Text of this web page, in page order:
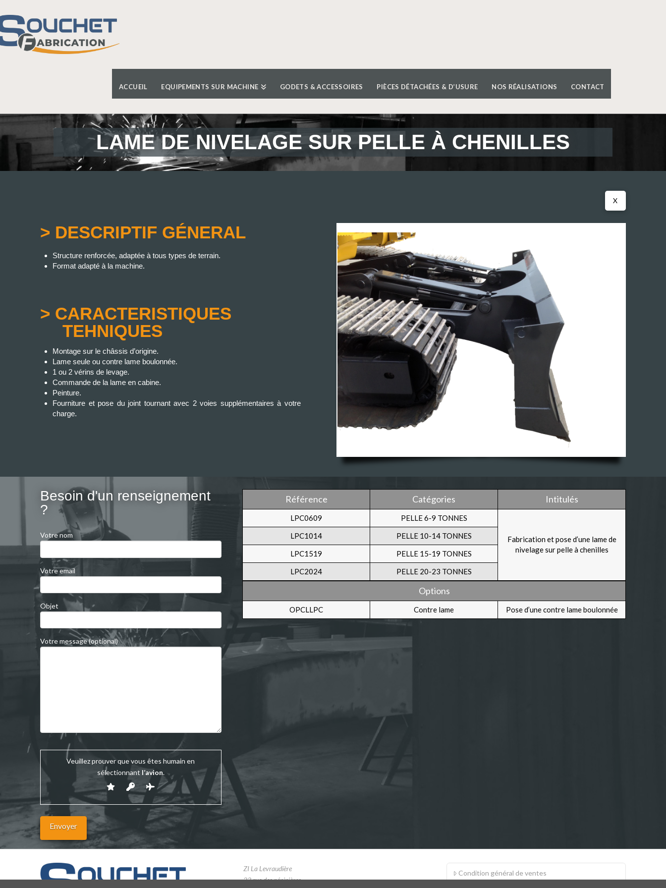
ACCUEIL EQUIPEMENTS SUR MACHINE GODETS & ACCESSOIRES PIÈCES DÉTACHÉES & D’USURE NOS RÉALISATIONS CONTACT
LAME DE NIVELAGE SUR PELLE À CHENILLES
> DESCRIPTIF GÉNERAL
Structure renforcée, adaptée à tous types de terrain.
Format adapté à la machine.
> CARACTERISTIQUES
TEHNIQUES
Montage sur le châssis d’origine.
Lame seule ou contre lame boulonnée.
1 ou 2 vérins de levage.
Commande de la lame en cabine.
Peinture.
Fourniture et pose du joint tournant avec 2 voies supplémentaires à votre
charge.
X
Besoin d'un renseignement
?
Votre nom
Votre email
Objet
Votre message (optional)
Veuillez prouver que vous êtes humain en
sélectionnant l’avion.
Référence Catégories Intitulés
LPC0609 PELLE 6-9 TONNES
Fabrication et pose d’une lame de
nivelage sur pelle à chenilles
LPC1014
PELLE 10-14 TONNES
LPC1519
PELLE 15-19 TONNES
LPC2024
PELLE 20-23 TONNES
Options
OPCLLPC Contre lame Pose d’une contre lame boulonnée
ZI La Levraudière
23 rue des pépinières
Condition général de ventes